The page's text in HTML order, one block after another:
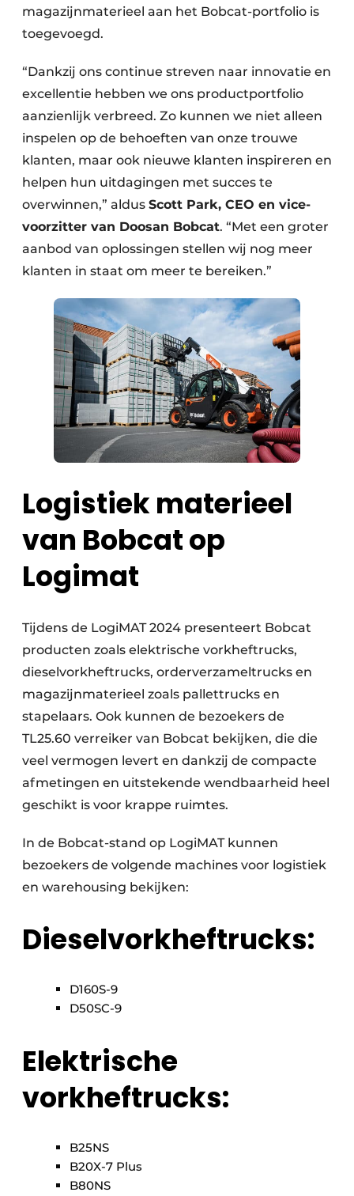
magazijnmaterieel aan het Bobcat-portfolio is
toegevoegd.
“Dankzij ons continue streven naar innovatie en
excellentie hebben we ons productportfolio
aanzienlijk verbreed. Zo kunnen we niet alleen
inspelen op de behoeften van onze trouwe
klanten, maar ook nieuwe klanten inspireren en
helpen hun uitdagingen met succes te
overwinnen,” aldus Scott Park, CEO en vice-
voorzitter van Doosan Bobcat. “Met een groter
aanbod van oplossingen stellen wij nog meer
klanten in staat om meer te bereiken.”
Logistiek materieel
van Bobcat op
Logimat
Tijdens de LogiMAT 2024 presenteert Bobcat
producten zoals elektrische vorkheftrucks,
dieselvorkheftrucks, orderverzameltrucks en
magazijnmaterieel zoals pallettrucks en
stapelaars. Ook kunnen de bezoekers de
TL25.60 verreiker van Bobcat bekijken, die die
veel vermogen levert en dankzij de compacte
afmetingen en uitstekende wendbaarheid heel
geschikt is voor krappe ruimtes.
In de Bobcat-stand op LogiMAT kunnen
bezoekers de volgende machines voor logistiek
en warehousing bekijken:
Dieselvorkheftrucks:
D160S-9
D50SC-9
Elektrische
vorkheftrucks:
B25NS
B20X-7 Plus
B80NS